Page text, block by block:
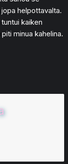
helpottavalta.
kaiken
minua kahelina.